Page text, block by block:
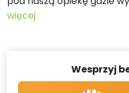
więcej
Wesprzyj